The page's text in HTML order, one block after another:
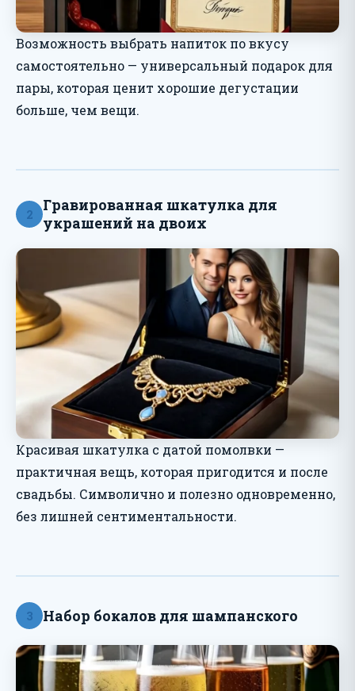
Возможность выбрать напиток по вкусу
самостоятельно — универсальный подарок для
пары, которая ценит хорошие дегустации
больше, чем вещи.
2
Гравированная шкатулка для
украшений на двоих
Красивая шкатулка с датой помолвки —
практичная вещь, которая пригодится и после
свадьбы. Символично и полезно одновременно,
без лишней сентиментальности.
3 Набор бокалов для шампанского